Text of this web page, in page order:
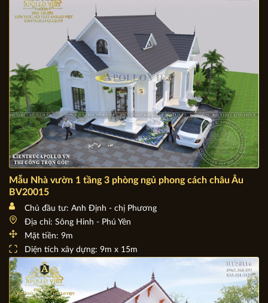
Mặt tiền: 14,42m
Diện tích xây dựng: 200m2
Mẫu Nhà vườn 1 tầng 3 phòng ngủ phong cách châu Âu
BV20015
Chủ đầu tư: Anh Định - chị Phương
Địa chỉ: Sông Hinh - Phú Yên
Mặt tiền: 9m
Diện tích xây dựng: 9m x 15m